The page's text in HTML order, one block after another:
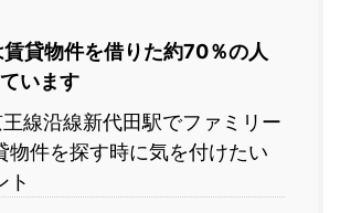
賃貸物件を借りた約70％の人
います
線沿線新代田駅でファミリー
物件を探す時に気を付けたい
ト